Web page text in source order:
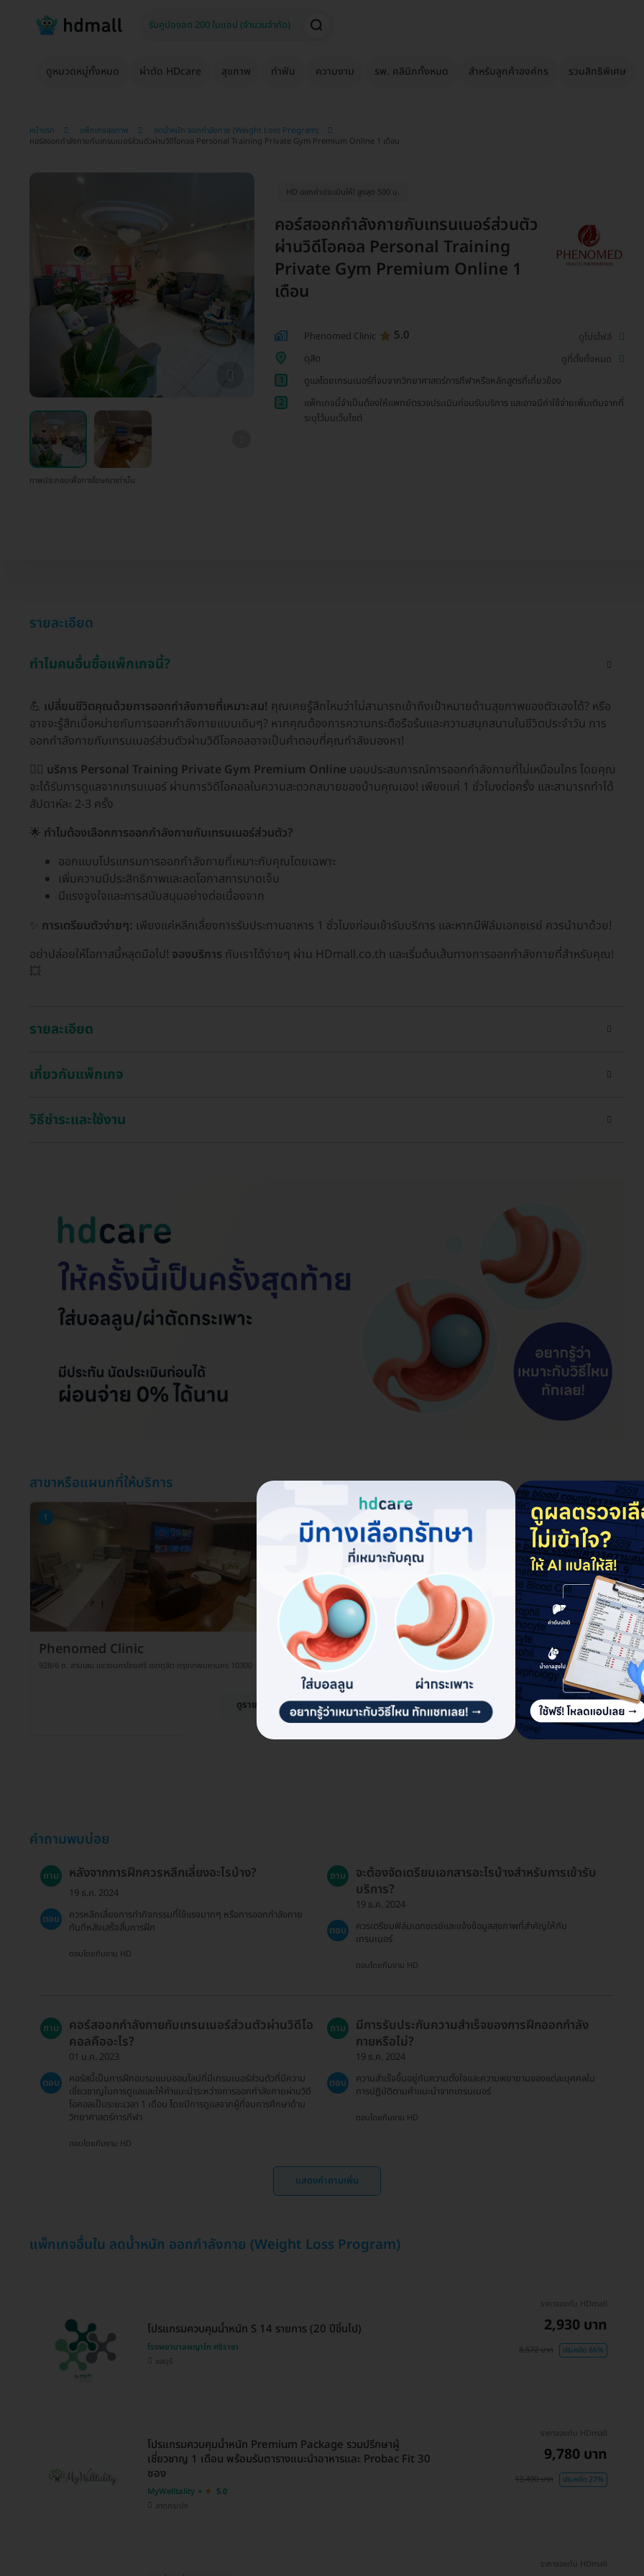
ดูหมวดหมู่ทั้งหมด ผ่าตัด HDcare สุขภาพ ทำฟัน ความงาม รพ. คลินิกทั้งหมด สำหรับลูกค้าองค์กร รวมสิทธิพิเศษ
หน้าแรก แพ็กเกจสุขภาพ
ลดน้ำหนัก ออกกำลังกาย (Weight Loss Program)
คอร์สออกกำลังกายกับเทรนเนอร์ส่วนตัวผ่านวิดีโอคอล Personal Training Private Gym Premium Online 1 เดือน
ภาพประกอบเพื่อการโฆษณาเท่านั้น
HD ออกค่าประเมินให้! สูงสุด 500 บ.
คอร์สออกกำลังกายกับเทรนเนอร์ส่วนตัว
ผ่านวิดีโอคอล Personal Training
Private Gym Premium Online 1
เดือน
Phenomed Clinic 5.0
ดูโปรไฟล์
ดุสิต
ดูที่ตั้งทั้งหมด
1
ดูแลโดยเทรนเนอร์ที่จบจากวิทยาศาสตร์การกีฬาหรือหลักสูตรที่เกี่ยวข้อง
2
แพ็กเกจนี้จำเป็นต้องให้แพทย์ตรวจประเมินก่อนรับบริการ และอาจมีค่าใช้จ่ายเพิ่มเติมจากที่
ระบุไว้บนเว็บไซต์
รายละเอียด
ทำไมคนอื่นซื้อแพ็กเกจนี้?
💪 เปลี่ยนชีวิตคุณด้วยการออกกำลังกายที่เหมาะสม! คุณเคยรู้สึกไหมว่าไม่สามารถเข้าถึงเป้าหมายด้านสุขภาพของตัวเองได้? หรือ
อาจจะรู้สึกเบื่อหน่ายกับการออกกำลังกายแบบเดิมๆ? หากคุณต้องการความกระตือรือร้นและความสนุกสนานในชีวิตประจำวัน การ
ออกกำลังกายกับเทรนเนอร์ส่วนตัวผ่านวิดีโอคอลอาจเป็นคำตอบที่คุณกำลังมองหา!
🏋️‍♂️ บริการ Personal Training Private Gym Premium Online มอบประสบการณ์การออกกำลังกายที่ไม่เหมือนใคร โดยคุณ
จะได้รับการดูแลจากเทรนเนอร์ ผ่านการวิดีโอคอลในความสะดวกสบายของบ้านคุณเอง! เพียงแค่ 1 ชั่วโมงต่อครั้ง และสามารถทำได้
สัปดาห์ละ 2-3 ครั้ง
🌟 ทำไมต้องเลือกการออกกำลังกายกับเทรนเนอร์ส่วนตัว?
ออกแบบโปรแกรมการออกกำลังกายที่เหมาะกับคุณโดยเฉพาะ
เพิ่มความมีประสิทธิภาพและลดโอกาสการบาดเจ็บ
มีแรงจูงใจและการสนับสนุนอย่างต่อเนื่องจาก
การเตรียมตัวง่ายๆ: เพียงแค่หลีกเลี่ยงการรับประทานอาหาร 1 ชั่วโมงก่อนเข้ารับบริการ และหากมีฟิล์มเอกซเรย์ ควรนำมาด้วย!
อย่าปล่อยให้โอกาสนี้หลุดมือไป! จองบริการ กับเราได้ง่ายๆ ผ่าน HDmall.co.th และเริ่มต้นเส้นทางการออกกำลังกายที่สำหรับคุณ!
💥
รายละเอียด
เกี่ยวกับแพ็กเกจ
วิธีชำระและใช้งาน
สาขาหรือแผนกที่ให้บริการ
1
Phenomed Clinic
928/6 ถ. สามเสน แขวงนครไชยศรี เขตดุสิต กรุงเทพมหานคร 10300
ดูรายละเอียด
คำถามพบบ่อย
ถาม หลังจากการฝึกควรหลีกเลี่ยงอะไรบ้าง?
19 ธ.ค. 2024
ตอบ
ควรหลีกเลี่ยงการทำกิจกรรมที่ใช้แรงมากๆ หรือการออกกำลังกาย
ทันทีหลังเสร็จสิ้นการฝึก
ตอบโดยทีมงาน HD
ถาม
จะต้องจัดเตรียมเอกสารอะไรบ้างสำหรับการเข้ารับ
บริการ?
19 ธ.ค. 2024
ตอบ
ควรเตรียมฟิล์มเอกซเรย์และแจ้งข้อมูลสุขภาพที่สำคัญให้กับ
เทรนเนอร์
ตอบโดยทีมงาน HD
ถาม
คอร์สออกกำลังกายกับเทรนเนอร์ส่วนตัวผ่านวิดีโอ
คอลคืออะไร?
01 ม.ค. 2023
ตอบ
คอร์สนี้เป็นการฝึกอบรมแบบออนไลน์ที่มีเทรนเนอร์ส่วนตัวที่มีความ
เชี่ยวชาญในการดูแลและให้คำแนะนำระหว่างการออกกำลังกายผ่านวิดี
โอคอลเป็นระยะเวลา 1 เดือน โดยมีการดูแลจากผู้ที่จบการศึกษาด้าน
วิทยาศาสตร์การกีฬา
ตอบโดยทีมงาน HD
ถาม
มีการรับประกันความสำเร็จของการฝึกออกกำลัง
กายหรือไม่?
19 ธ.ค. 2024
ตอบ
ความสำเร็จขึ้นอยู่กับความตั้งใจและความพยายามของแต่ละบุคคลใน
การปฏิบัติตามคำแนะนำจากเทรนเนอร์
ตอบโดยทีมงาน HD
แสดงคำถามเพิ่ม
แพ็กเกจอื่นใน ลดน้ำหนัก ออกกำลังกาย (Weight Loss Program)
โปรแกรมควบคุมน้ำหนัก S 14 รายการ (20 ปีขึ้นไป)
โรงพยาบาลพญาไท ศรีราชา
ชลบุรี
ราคาจองกับ HDmall
2,930 บาท
8,572 บาท ประหยัด 66%
โปรแกรมควบคุมน้ำหนัก Premium Package รวมปรึกษาผู้
เชี่ยวชาญ 1 เดือน พร้อมรับตารางแนะนำอาหารและ Probac Fit 30
ซอง
MyWelltality
5.0
ลาดกระบัง
ราคาจองกับ HDmall
9,780 บาท
13,400 บาท ประหยัด 27%
ราคาจองกับ HDmall